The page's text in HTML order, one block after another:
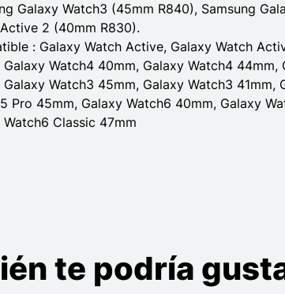
Galaxy Watch3 (45mm R840), Samsung
2 (40mm R830).
: Galaxy Watch Active, Galaxy Watch
Galaxy Watch4 40mm, Galaxy Watch4
Galaxy Watch3 45mm, Galaxy Watch3
Pro 45mm, Galaxy Watch6 40mm, Galaxy
Watch6 Classic 47mm
te podría